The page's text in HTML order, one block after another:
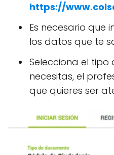
https://
Es necesario que
los datos que te
Selecciona el tipo
necesitas, el
que quieres ser